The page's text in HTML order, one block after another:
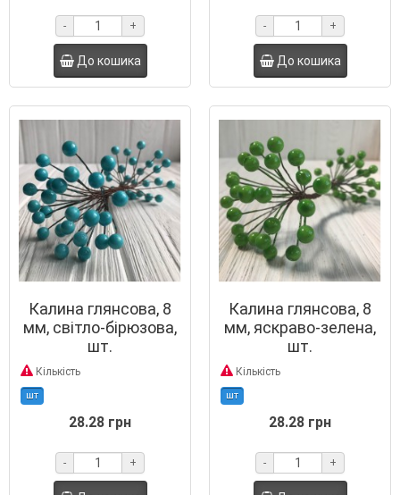
- +
До кошика
- +
До кошика
Калина глянсова, 8
мм, світло-бірюзова,
шт.
Кількість
шт
28.28 грн
- +
Калина глянсова, 8
мм, яскраво-зелена,
шт.
Кількість
шт
28.28 грн
- +